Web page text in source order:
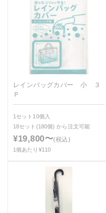
レインバッグカバー 小 ３
Ｐ
1セット10個入
18セット(180個)から注文可能
¥19,800〜(税込)
1個あたり¥110